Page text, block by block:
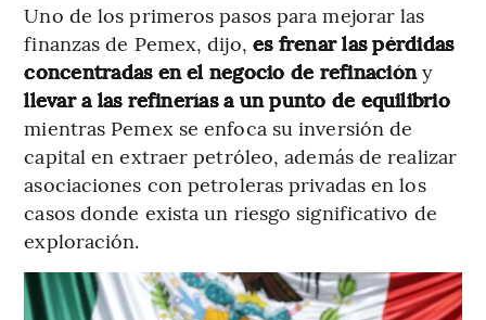
Uno de los primeros pasos para mejorar las
finanzas de Pemex, dijo, es frenar las pérdidas
concentradas en el negocio de refinacióny
llevar a las refinerías a un punto de equilibrio
mientras Pemex se enfoca su inversión de
capital en extraer petróleo, además de realizar
asociaciones con petroleras privadas en los
casos donde exista un riesgo significativo de
exploración.